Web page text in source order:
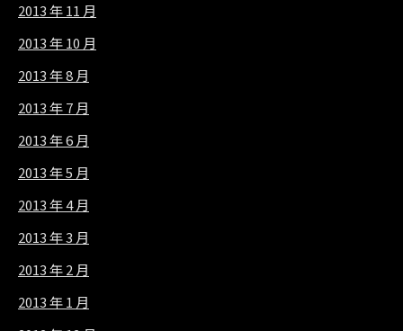
2013 年 11 月
2013 年 10 月
2013 年 8 月
2013 年 7 月
2013 年 6 月
2013 年 5 月
2013 年 4 月
2013 年 3 月
2013 年 2 月
2013 年 1 月